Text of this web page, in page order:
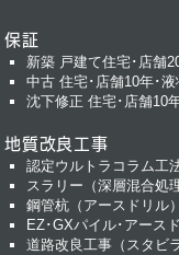
保証
新築 戸建て住宅･店舗
中古 住宅･店舗10年･液
沈下修正 住宅･店舗10
地質改良工事
認定ウルトラコラム工
スラリー（深層混合処
鋼管杭（アースドリル
EZ･GXパイル･アース
道路改良工事（スタビ